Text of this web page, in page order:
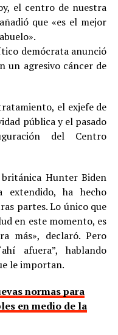
el centro de nuestra
que «es el mejor
demócrata anunció
un agresivo cáncer de
el exjefe de
pública y el pasado
del Centro
Hunter Biden
ha hecho
partes. Lo único que
en este momento, es
más», declaró. Pero
afuera”, hablando
le importan.
normas para
en medio de la